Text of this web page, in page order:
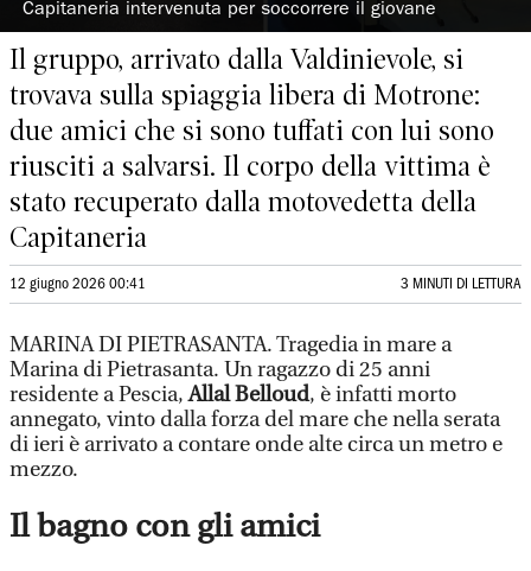
Capitaneria intervenuta per soccorrere il giovane
Il gruppo, arrivato dalla Valdinievole, si
trovava sulla spiaggia libera di Motrone:
due amici che si sono tuffati con lui sono
riusciti a salvarsi. Il corpo della vittima è
stato recuperato dalla motovedetta della
Capitaneria
12 giugno 2026 00:41 3 MINUTI DI LETTURA
MARINA DI PIETRASANTA. Tragedia in mare a
Marina di Pietrasanta. Un ragazzo di 25 anni
residente a Pescia,Allal Belloud, è infatti morto
annegato, vinto dalla forza del mare che nella serata
di ieri è arrivato a contare onde alte circa un metro e
mezzo.
Il bagno con gli amici